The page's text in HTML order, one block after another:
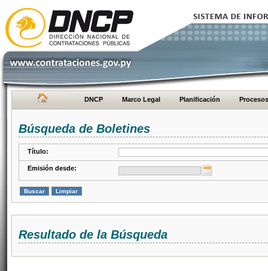
DNCP Marco Legal Planificación Procesos
Búsqueda de Boletines
Título:
Emisión desde:
Resultado de la Búsqueda